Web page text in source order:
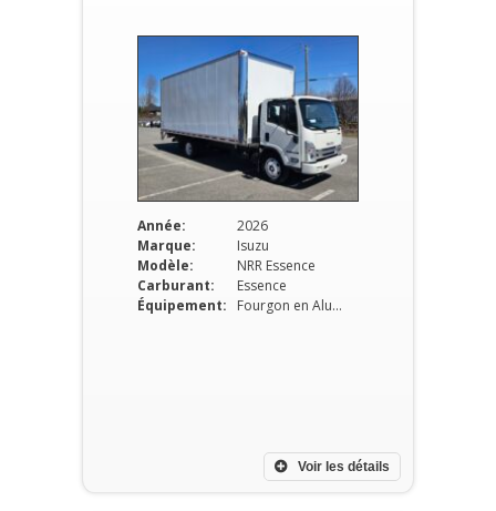
Année:
2026
Marque:
Isuzu
Modèle:
NRR Essence
Carburant:
Essence
Équipement:
Fourgon en Aluminium
Voir les détails